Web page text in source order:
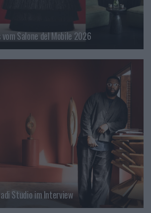
Salone del Mobile 2026
Studio im Interview